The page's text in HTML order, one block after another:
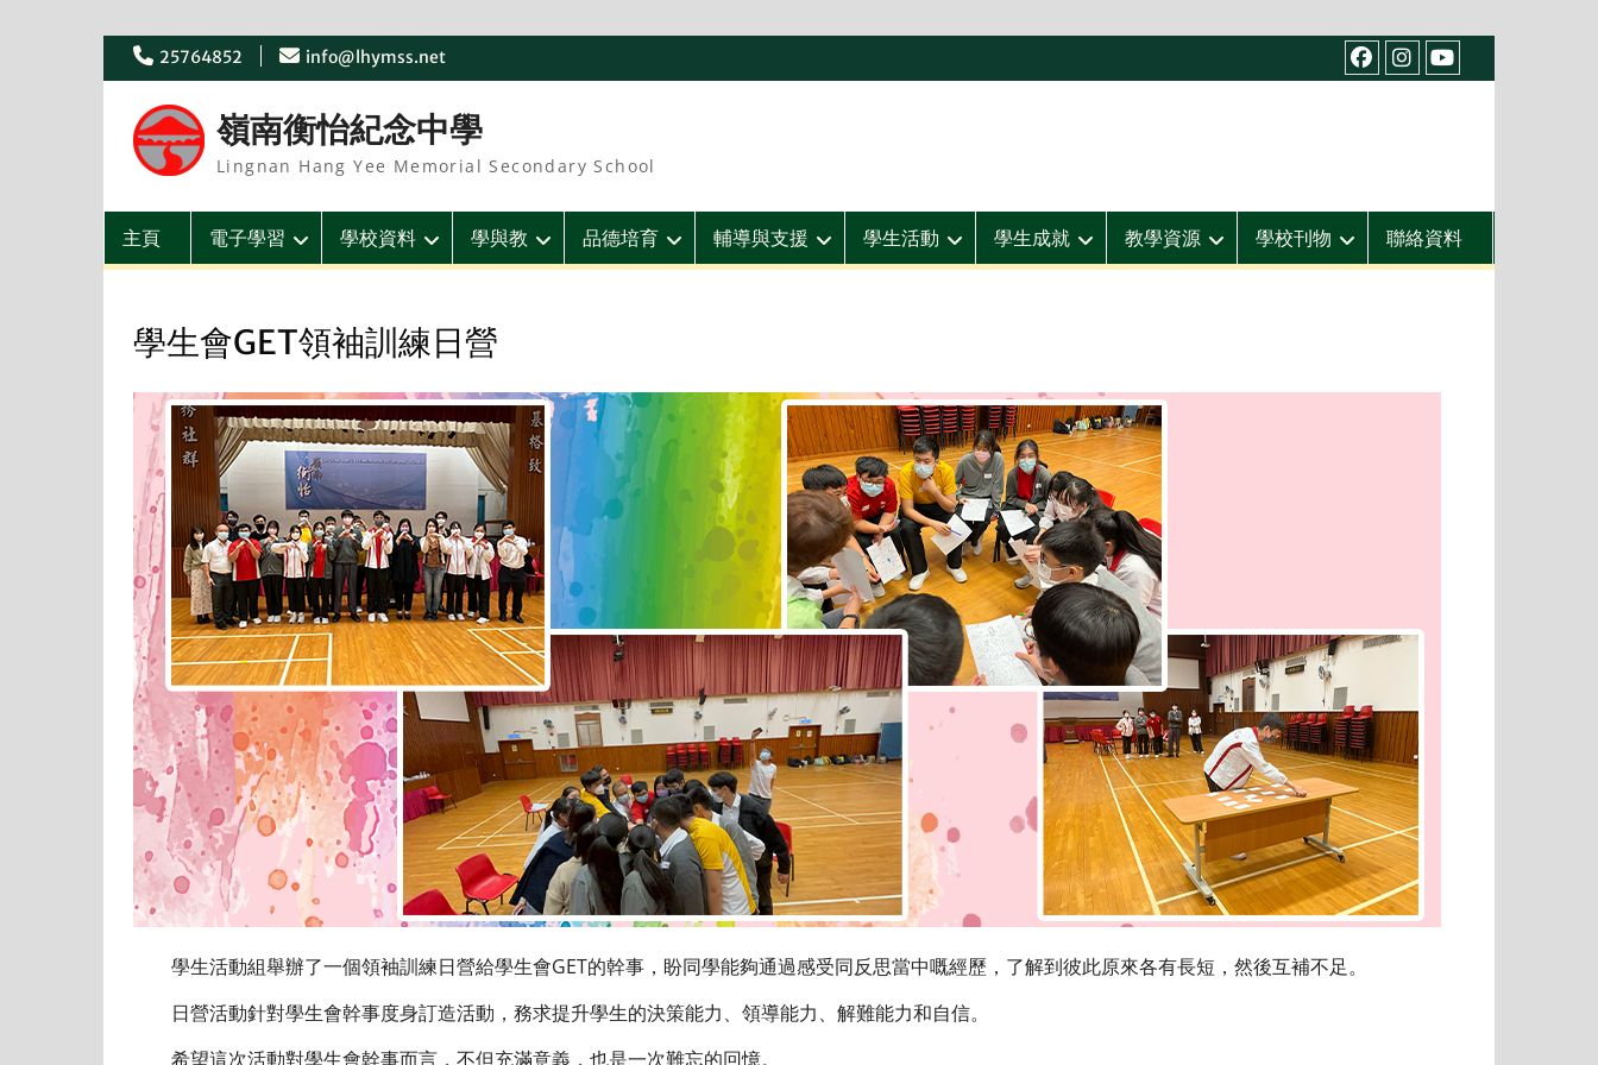
Skip
25764852
info@lhymss.net
facebook
IG youtube
嶺南衡怡紀念中學
Lingnan Hang Yee Memorial Secondary School
主頁 電子學習 學校資料 學與教 品德培育 輔導與支援 學生活動 學生成就 教學資源 學校刊物 聯絡資料
學生會GET領袖訓練日營
學生活動組舉辦了一個領袖訓練日營給學生會GET的幹事，盼同學能夠通過感受同反思當中嘅經歷，了解到彼此原來各有長短，然後互補不足。
日營活動針對學生會幹事度身訂造活動，務求提升學生的決策能力、領導能力、解難能力和自信。
希望這次活動對學生會幹事而言，不但充滿意義，也是一次難忘的回憶。